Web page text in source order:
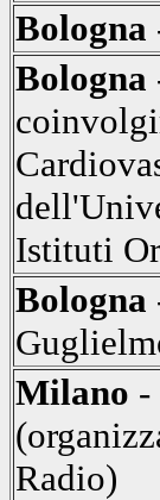
Bologna
Bologna
Istituti
Bologna
Milano -
Radio)